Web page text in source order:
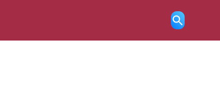
Ricerca
aperta